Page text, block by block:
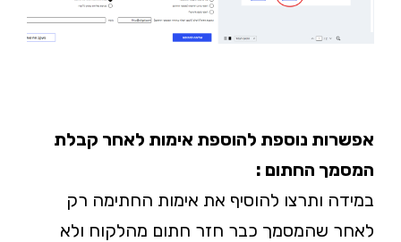
אפשרות נוספת להוספת אימות לאחר קבלת
המסמך החתום :
במידה ותרצו להוסיף את אימות החתימה רק
לאחר שהמסמך כבר חזר חתום מהלקוח ולא